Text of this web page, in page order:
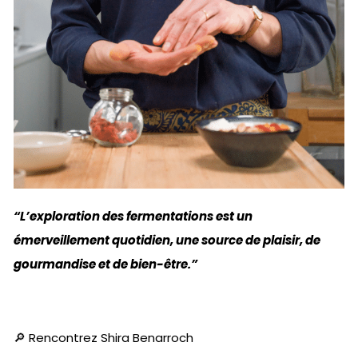
“L’exploration des fermentations est un
émerveillement quotidien, une source de plaisir, de
gourmandise et de bien-être.”
🔎 Rencontrez Shira Benarroch